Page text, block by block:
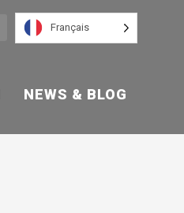
Français
NEWS & BLOG